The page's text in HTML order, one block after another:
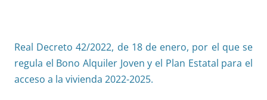
Real Decreto 42/2022, de 18 de enero, por el que se
regula el Bono Alquiler Joven y el Plan Estatal para el
acceso a la vivienda 2022-2025.